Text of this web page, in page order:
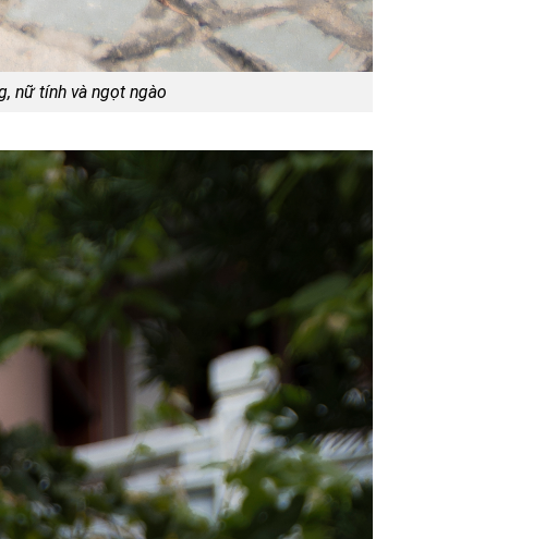
nữ tính và ngọt ngào